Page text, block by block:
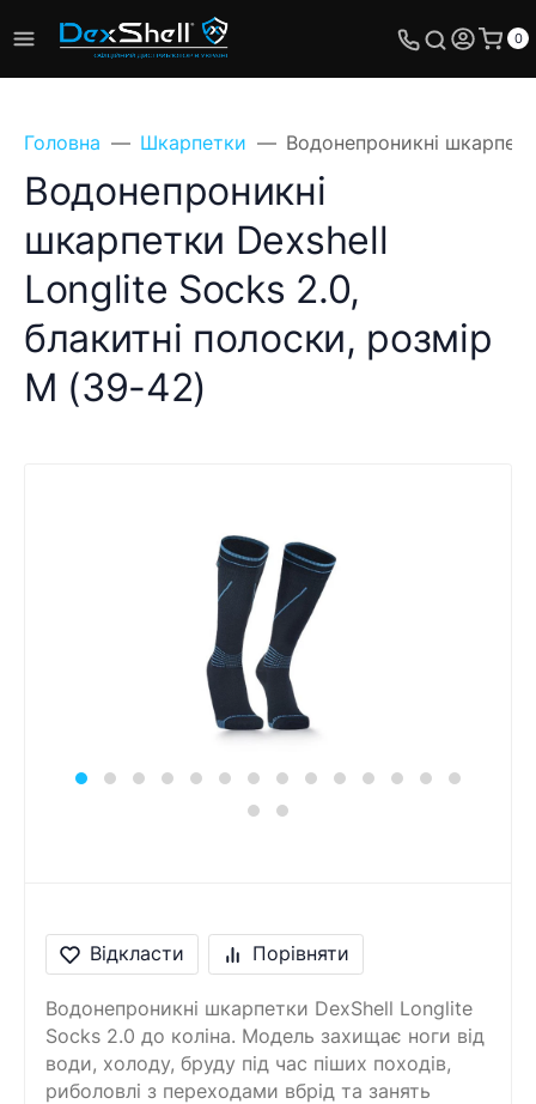
0
Головна Шкарпетки Водонепроникні
Водонепроникні
шкарпетки Dexshell
Longlite Socks 2.0,
блакитні полоски, розмір
M (39-42)
Відкласти Порівняти
Водонепроникні шкарпетки DexShell Longlite
Socks 2.0 до коліна. Модель захищає ноги від
води, холоду, бруду під час піших походів,
риболовлі з переходами вбрід та занять